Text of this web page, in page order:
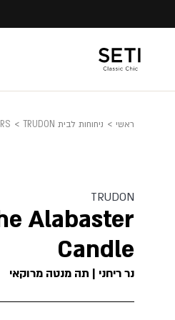
content
ראשי > ניחוחות לבית TRUDON >
TRUDON
Alabaster
Candle
נר ריחני | תה מנטה מרוקאי